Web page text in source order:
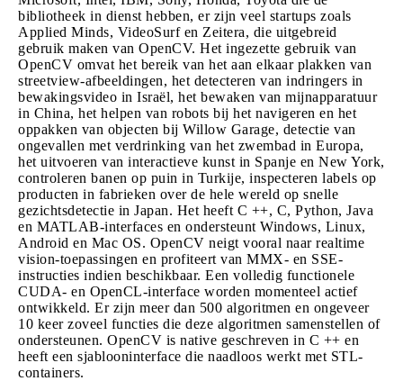
bibliotheek in dienst hebben, er zijn veel startups zoals
Applied Minds, VideoSurf en Zeitera, die uitgebreid
gebruik maken van OpenCV. Het ingezette gebruik van
OpenCV omvat het bereik van het aan elkaar plakken van
streetview-afbeeldingen, het detecteren van indringers in
bewakingsvideo in Israël, het bewaken van mijnapparatuur
in China, het helpen van robots bij het navigeren en het
oppakken van objecten bij Willow Garage, detectie van
ongevallen met verdrinking van het zwembad in Europa,
het uitvoeren van interactieve kunst in Spanje en New York,
controleren banen op puin in Turkije, inspecteren labels op
producten in fabrieken over de hele wereld op snelle
gezichtsdetectie in Japan. Het heeft C ++, C, Python, Java
en MATLAB-interfaces en ondersteunt Windows, Linux,
Android en Mac OS. OpenCV neigt vooral naar realtime
vision-toepassingen en profiteert van MMX- en SSE-
instructies indien beschikbaar. Een volledig functionele
CUDA- en OpenCL-interface worden momenteel actief
ontwikkeld. Er zijn meer dan 500 algoritmen en ongeveer
10 keer zoveel functies die deze algoritmen samenstellen of
ondersteunen. OpenCV is native geschreven in C ++ en
heeft een sjablooninterface die naadloos werkt met STL-
containers.